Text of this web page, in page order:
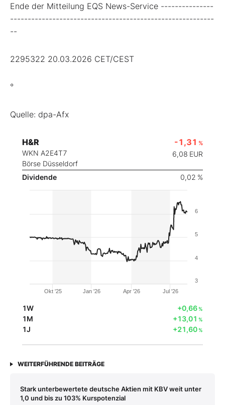
Ende der Mitteilung EQS News-Service ---------------
----------------------------------------------------------
--
2295322 20.03.2026 CET/CEST
°
Quelle: dpa-Afx
H&R
WKN A2E4T7
Börse Düsseldorf
-1,31 %
6,08 EUR
Dividende 0,02 %
Okt '25 Jan '26 Apr '26 Jul '26
3
4
5
6
1W +0,66%
1M +13,01 %
1J +21,60%
WEITERFÜHRENDE BEITRÄGE
Stark unterbewertete deutsche Aktien mit KBV weit unter
1,0 und bis zu 103% Kurspotenzial